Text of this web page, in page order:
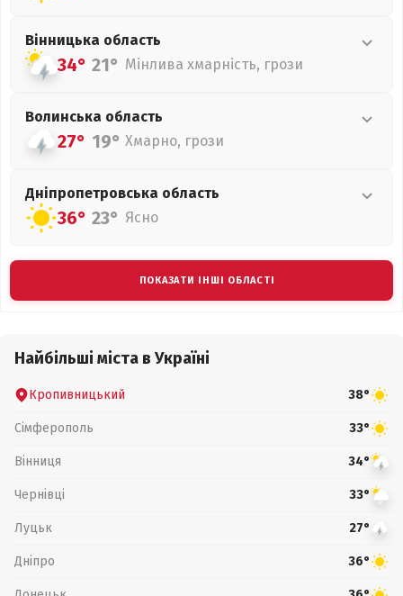
Вінницька область
34° 21° Мінлива хмарність, грози
Волинська область
27° 19° Хмарно, грози
Дніпропетровська область
36° 23° Ясно
ПОКАЗАТИ ІНШІ ОБЛАСТІ
Найбільші міста в Україні
Кропивницький 38°
Сімферополь 33°
Вінниця 34°
Чернівці 33°
Луцьк 27°
Дніпро 36°